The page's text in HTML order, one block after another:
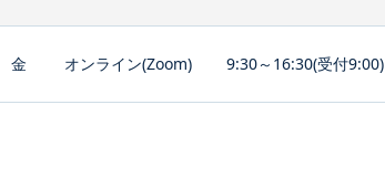
金 オンライン(Zoom) 9:30～16:30(受付9:00)